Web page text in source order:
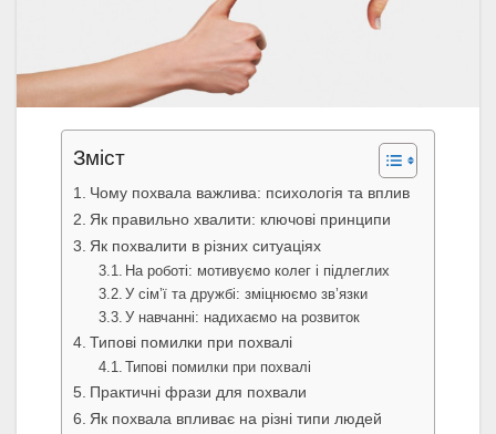
Зміст
Чому похвала важлива: психологія та вплив
Як правильно хвалити: ключові принципи
Як похвалити в різних ситуаціях
На роботі: мотивуємо колег і підлеглих
У сім’ї та дружбі: зміцнюємо зв’язки
У навчанні: надихаємо на розвиток
Типові помилки при похвалі
Типові помилки при похвалі
Практичні фрази для похвали
Як похвала впливає на різні типи людей